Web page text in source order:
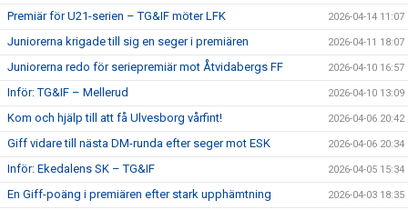
Premiär för U21-serien – TG&IF möter LFK 2026-04-14 11:07
Juniorerna krigade till sig en seger i premiären 2026-04-11 18:07
Juniorerna redo för seriepremiär mot Åtvidabergs FF 2026-04-10 16:57
Inför: TG&IF – Mellerud 2026-04-10 13:09
Kom och hjälp till att få Ulvesborg vårfint! 2026-04-06 20:42
Giff vidare till nästa DM-runda efter seger mot ESK 2026-04-06 20:34
Inför: Ekedalens SK – TG&IF 2026-04-05 15:34
En Giff-poäng i premiären efter stark upphämtning 2026-04-03 18:35